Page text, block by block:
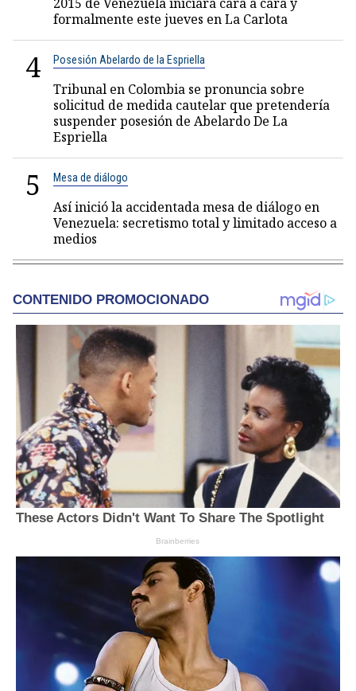
formalmente este jueves en La Carlota
4 Posesión Abelardo de la Espriella
Tribunal en Colombia se pronuncia sobre
solicitud de medida cautelar que pretendería
suspender posesión de Abelardo De La
Espriella
5 Mesa de diálogo
Así inició la accidentada mesa de diálogo en
Venezuela: secretismo total y limitado acceso a
medios